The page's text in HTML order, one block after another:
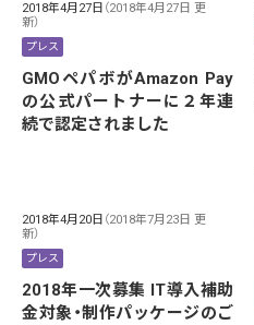
2018年4月27日 （2018年4月27日 更
新）
プレス
GMOペパボがAmazon Pay
の公式パートナーに２年連
続で認定されました
2018年4月20日 （2018年7月23日 更
新）
プレス
2018年一次募集 IT導入補助
金対象・制作パッケージのご